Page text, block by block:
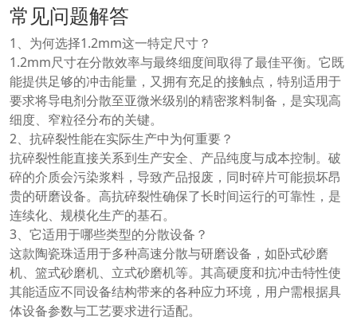
常见问题解答
1、为何选择1.2mm这一特定尺寸？
1.2mm尺寸在分散效率与最终细度间取得了最佳平衡。它既
能提供足够的冲击能量，又拥有充足的接触点，特别适用于
要求将导电剂分散至亚微米级别的精密浆料制备，是实现高
细度、窄粒径分布的关键。
2、抗碎裂性能在实际生产中为何重要？
抗碎裂性能直接关系到生产安全、产品纯度与成本控制。破
碎的介质会污染浆料，导致产品报废，同时碎片可能损坏昂
贵的研磨设备。高抗碎裂性确保了长时间运行的可靠性，是
连续化、规模化生产的基石。
3、它适用于哪些类型的分散设备？
这款陶瓷珠适用于多种高速分散与研磨设备，如卧式砂磨
机、篮式砂磨机、立式砂磨机等。其高硬度和抗冲击特性使
其能适应不同设备结构带来的各种应力环境，用户需根据具
体设备参数与工艺要求进行适配。